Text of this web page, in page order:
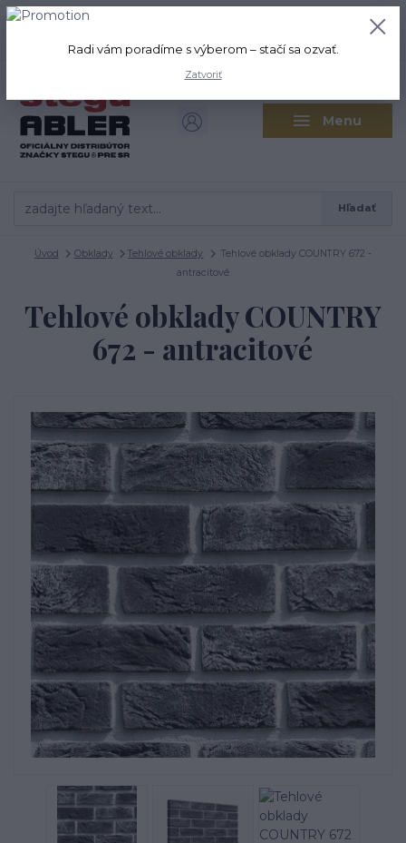
Menu
Hľadať
+421 917 280 411
0,00 EUR
Úvod Obklady Tehlové obklady
Tehlové obklady COUNTRY 672 -
antracitové
Tehlové obklady COUNTRY
672 - antracitové
Radi vám poradíme s výberom – stačí sa ozvať.
Zatvoriť